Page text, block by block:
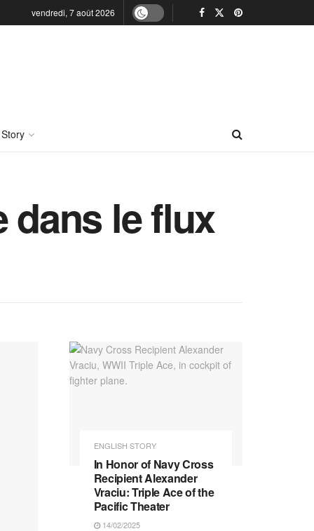
vendredi, 7 août 2026
dans le flux
ENGLISH STORY
In Honor of Navy Cross
Recipient Alexander
Vraciu: Triple Ace of the
Pacific Theater
14/02/2025